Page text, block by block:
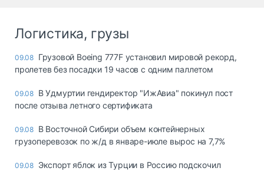
Логистика, грузы
09.08 Грузовой Boeing 777F установил мировой рекорд,
пролетев без посадки 19 часов с одним паллетом
09.08 В Удмуртии гендиректор "ИжАвиа" покинул пост
после отзыва летного сертификата
09.08 В Восточной Сибири объем контейнерных
грузоперевозок по ж/д в январе-июле вырос на 7,7%
09.08 Экспорт яблок из Турции в Россию подскочил